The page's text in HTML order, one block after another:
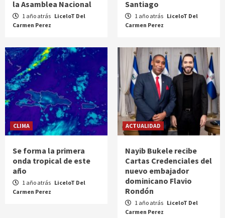
la Asamblea Nacional
1 año atrás LiceloT Del
Carmen Perez
Santiago
1 año atrás LiceloT Del
Carmen Perez
CLIMA
Se forma la primera
onda tropical de este
año
1 año atrás LiceloT Del
Carmen Perez
ACTUALIDAD
Nayib Bukele recibe
Cartas Credenciales del
nuevo embajador
dominicano Flavio
Rondón
1 año atrás LiceloT Del
Carmen Perez